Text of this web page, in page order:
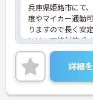
兵庫県姫路市にて
度やマイカー通勤
りますので長く安
には、面接対策ポ
いたしますのでお
詳細